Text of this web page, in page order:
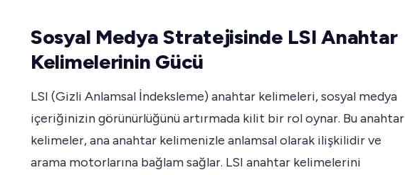
Sosyal Medya Stratejisinde LSI Anahtar
Kelimelerinin Gücü
LSI (Gizli Anlamsal İndeksleme) anahtar kelimeleri, sosyal medya
içeriğinizin görünürlüğünü artırmada kilit bir rol oynar. Bu anahtar
kelimeler, ana anahtar kelimenizle anlamsal olarak ilişkilidir ve
arama motorlarına bağlam sağlar. LSI anahtar kelimelerini